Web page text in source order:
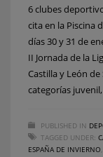
6 clubes
cita en la Piscina
días 30 y 31 de
II Jornada de la
Castilla y León
categorías
PUBLISHED IN
TAGGED UNDER:
ESPAÑA DE INVIERNO